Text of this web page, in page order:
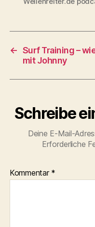
← Surf Training –
mit Johnny
Schreibe
Deine E-Mail-
Erforderliche
Kommentar *